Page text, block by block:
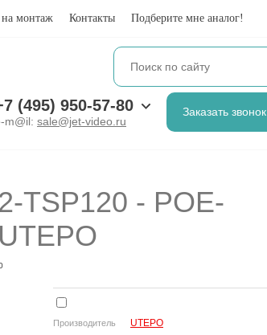
на монтаж Контакты Подберите мне аналог!
(495) 950-57-80
m@il: sale@jet-video.ru
Заказать звонок
TSP120 - POE-
Производитель UTEPO